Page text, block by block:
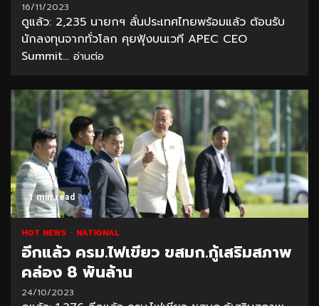
16/11/2023
ดูแล้ว: 2,235 นายกฯ ลั่นประเทศไทยพร้อมแล้ว ต้อนรับ
นักลงทุนจากทั่วโลก คุยฟุ้งบนเวที APEC CEO
Summit... อ่านต่อ
1 min read
HOT NEWS NATIONAL
อีกแล้ว ครม.ไฟเขียว ขสมก.กู้เสริมสภาพ
คล่อง 8 พันล้าน
24/10/2023